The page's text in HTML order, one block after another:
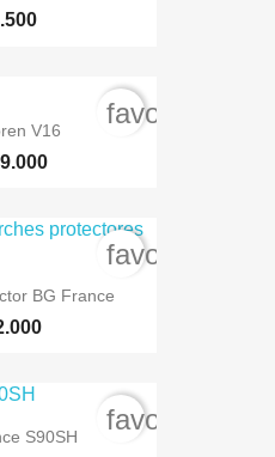
V16
BG France
S90SH